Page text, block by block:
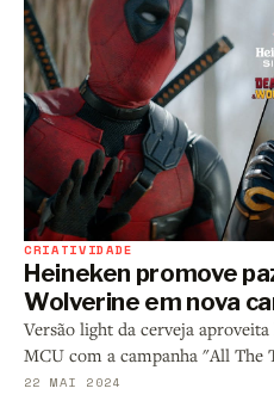
CRIATIVIDADE
Heineken promove
Wolverine em nova
Versão light da cerveja
MCU com a campanha "All The
22 MAI 2024